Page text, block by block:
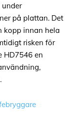
på plattan. Det
kopp innan hela
risken för
HD7546 en